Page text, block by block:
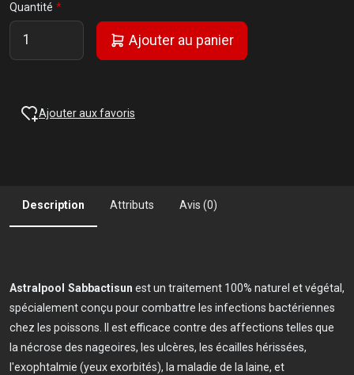
Quantité
Ajouter au panier
Ajouter aux favoris
Description Attributs Avis (0)
Astralpool Sabbactisun est un traitement 100% naturel et végétal,
spécialement conçu pour combattre les infections bactériennes
chez les poissons. Il est efficace contre des affections telles que
la nécrose des nageoires, les ulcères, les écailles hérissées,
l'exophtalmie (yeux exorbités), la maladie de la laine, et